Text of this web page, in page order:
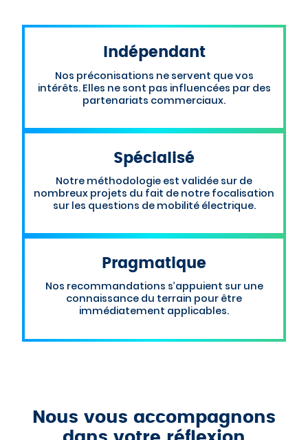
Indépendant
Nos préconisations ne servent que vos
intérêts. Elles ne sont pas influencées par des
partenariats commerciaux.
Spécialisé
Notre méthodologie est validée sur de
nombreux projets du fait de notre focalisation
sur les questions de mobilité électrique.
Pragmatique
Nos recommandations s’appuient sur une
connaissance du terrain pour être
immédiatement applicables.
Nous vous accompagnons